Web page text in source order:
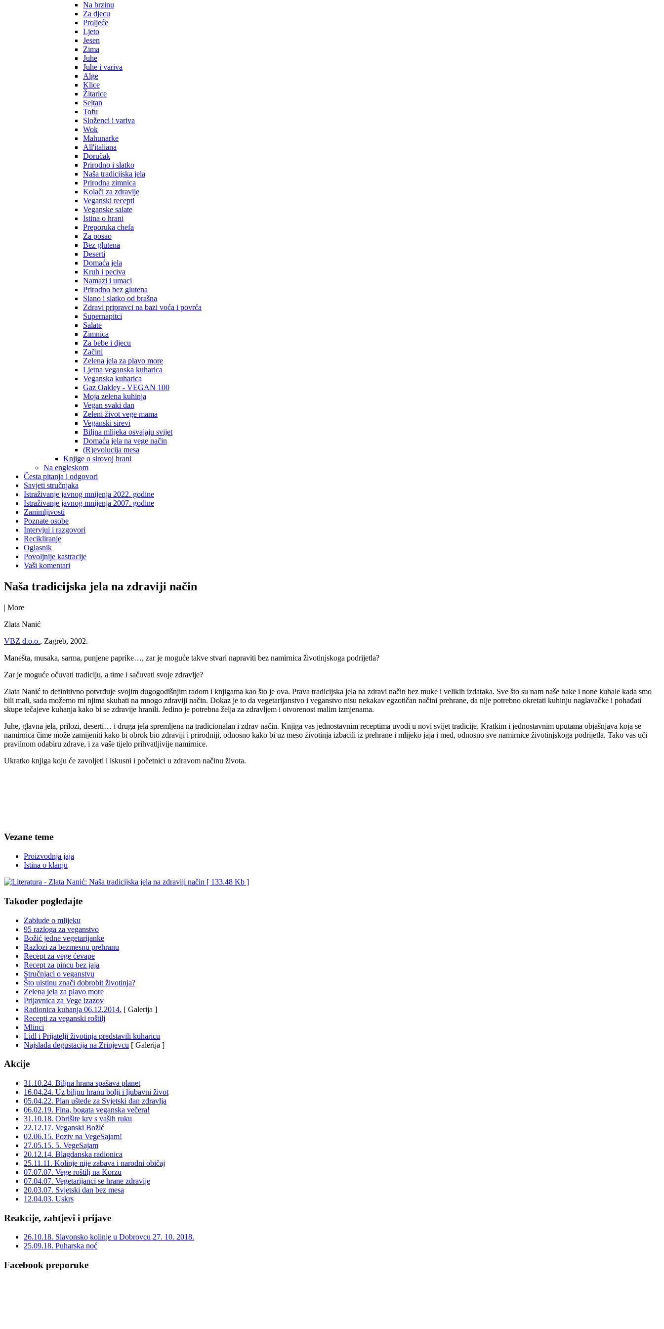
Na brzinu
Za djecu
Proljeće
Ljeto
Jesen
Zima
Juhe
Juhe i variva
Alge
Klice
Žitarice
Seitan
Tofu
Složenci i variva
Wok
Mahunarke
All'italiana
Doručak
Prirodno i slatko
Naša tradicijska jela
Prirodna zimnica
Kolači za zdravlje
Veganski recepti
Veganske salate
Istina o hrani
Preporuka chefa
Za posao
Bez glutena
Deserti
Domaća jela
Kruh i peciva
Namazi i umaci
Prirodno bez glutena
Slano i slatko od brašna
Zdravi pripravci na bazi voća i povrća
Supernapitci
Salate
Zimnica
Za bebe i djecu
Začini
Zelena jela za plavo more
Ljetna veganska kuharica
Veganska kuharica
Gaz Oakley - VEGAN 100
Moja zelena kuhinja
Vegan svaki dan
Zeleni život vege mama
Veganski sirevi
Biljna mlijeka osvajaju svijet
Domaća jela na vege način
(R)evolucija mesa
Knjige o sirovoj hrani
Na engleskom
Česta pitanja i odgovori
Savjeti stručnjaka
Istraživanje javnog mnijenja 2022. godine
Istraživanje javnog mnijenja 2007. godine
Zanimljivosti
Poznate osobe
Intervjui i razgovori
Recikliranje
Oglasnik
Povoljnije kastracije
Vaši komentari
Naša tradicijska jela na zdraviji način
| More
Zlata Nanić
VBZ d.o.o., Zagreb, 2002.
Manešta, musaka, sarma, punjene paprike…, zar je moguće takve stvari napraviti bez namirnica životinjskoga podrijetla?
Zar je moguće očuvati tradiciju, a time i sačuvati svoje zdravlje?
Zlata Nanić to definitivno potvrđuje svojim dugogodišnjim radom i knjigama kao što je ova. Prava tradicijska jela na zdravi način bez muke i velikih izdataka. Sve što su nam naše bake i none kuhale kada smo
bili mali, sada možemo mi njima skuhati na mnogo zdraviji način. Dokaz je to da vegetarijanstvo i veganstvo nisu nekakav egzotičan načini prehrane, da nije potrebno okretati kuhinju naglavačke i pohađati
skupe tečajeve kuhanja kako bi se zdravije hranili. Jedino je potrebna želja za zdravljem i otvorenost malim izmjenama.
Juhe, glavna jela, prilozi, deserti… i druga jela spremljena na tradicionalan i zdrav način. Knjiga vas jednostavnim receptima uvodi u novi svijet tradicije. Kratkim i jednostavnim uputama objašnjava koja se
namirnica čime može zamijeniti kako bi obrok bio zdraviji i prirodniji, odnosno kako bi uz meso životinja izbacili iz prehrane i mlijeko jaja i med, odnosno sve namirnice životinjskoga podrijetla. Tako vas uči
pravilnom odabiru zdrave, i za vaše tijelo prihvatljivije namirnice.
Ukratko knjiga koju će zavoljeti i iskusni i početnici u zdravom načinu života.
Vezane teme
Proizvodnja jaja
Istina o klanju
Također pogledajte
Zablude o mlijeku
95 razloga za veganstvo
Božić jedne vegetarijanke
Razlozi za bezmesnu prehranu
Recept za vege ćevape
Recept za pincu bez jaja
Stručnjaci o veganstvu
Što uistinu znači dobrobit životinja?
Zelena jela za plavo more
Prijavnica za Vege izazov
Radionica kuhanja 06.12.2014. [ Galerija ]
Recepti za veganski roštilj
Mlinci
Lidl i Prijatelji životinja predstavili kuharicu
Najslađa degustacija na Zrinjevcu [ Galerija ]
Akcije
31.10.24. Biljna hrana spašava planet
16.04.24. Uz biljnu hranu bolji i ljubavni život
05.04.22. Plan uštede za Svjetski dan zdravlja
06.02.19. Fina, bogata veganska večera!
31.10.18. Obrišite krv s vaših ruku
22.12.17. Veganski Božić
02.06.15. Poziv na VegeSajam!
27.05.15. 5. VegeSajam
20.12.14. Blagdanska radionica
25.11.11. Kolinje nije zabava i narodni običaj
07.07.07. Vege roštilj na Korzu
07.04.07. Vegetarijanci se hrane zdravije
20.03.07. Svjetski dan bez mesa
12.04.03. Uskrs
Reakcije, zahtjevi i prijave
26.10.18. Slavonsko kolinje u Dobrovcu 27. 10. 2018.
25.09.18. Puharska noć
Facebook preporuke